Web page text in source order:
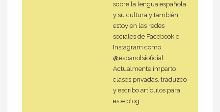
sobre la lengua española
y su cultura y también
estoy en las redes
sociales de Facebook e
Instagram como
@espanolsioficial.
Actualmente imparto
clases privadas, traduzco
y escribo artículos para
este blog.